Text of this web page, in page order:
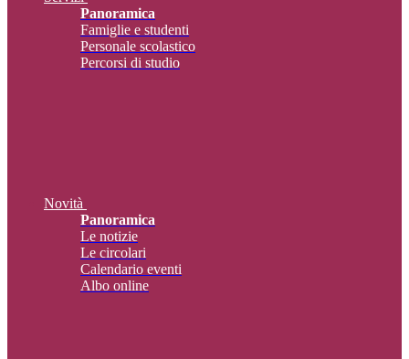
Panoramica
Famiglie e studenti
Personale scolastico
Percorsi di studio
Novità
Panoramica
Le notizie
Le circolari
Calendario eventi
Albo online